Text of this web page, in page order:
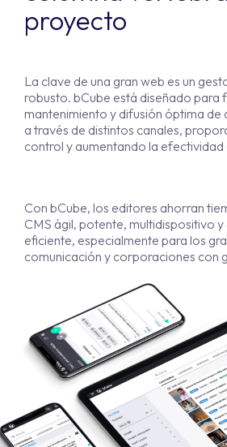
proyecto
La clave de una gran web es un
robusto. bCube está diseñado para
mantenimiento y difusión óptima de
a través de distintos canales,
control y aumentando la efectividad
Con bCube, los editores ahorran
CMS ágil, potente, multidispositivo y
eficiente, especialmente para los
comunicación y corporaciones con